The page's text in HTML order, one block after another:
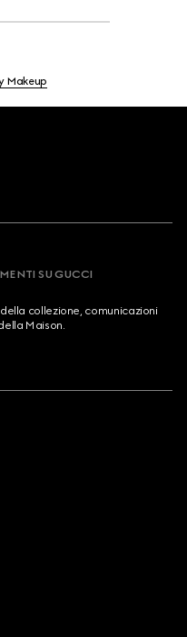
Makeup
SU GUCCI
collezione, comunicazioni
Maison.